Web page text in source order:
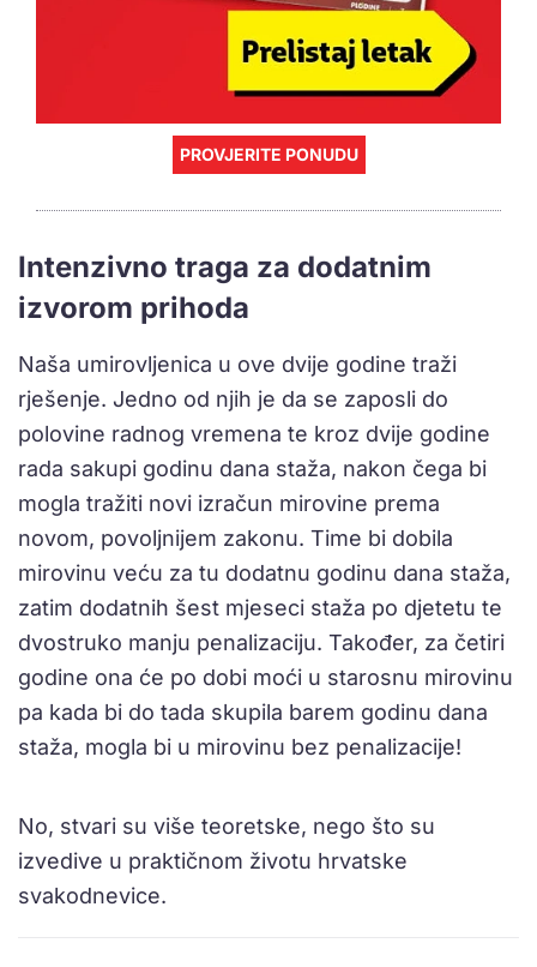
PROVJERITE PONUDU
Intenzivno traga za dodatnim
izvorom prihoda
Naša umirovljenica u ove dvije godine traži
rješenje. Jedno od njih je da se zaposli do
polovine radnog vremena te kroz dvije godine
rada sakupi godinu dana staža, nakon čega bi
mogla tražiti novi izračun mirovine prema
novom, povoljnijem zakonu. Time bi dobila
mirovinu veću za tu dodatnu godinu dana staža,
zatim dodatnih šest mjeseci staža po djetetu te
dvostruko manju penalizaciju. Također, za četiri
godine ona će po dobi moći u starosnu mirovinu
pa kada bi do tada skupila barem godinu dana
staža, mogla bi u mirovinu bez penalizacije!
No, stvari su više teoretske, nego što su
izvedive u praktičnom životu hrvatske
svakodnevice.